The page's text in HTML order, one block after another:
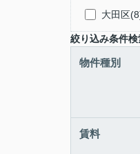
大田区
絞り込み条件検
物件種別
賃料